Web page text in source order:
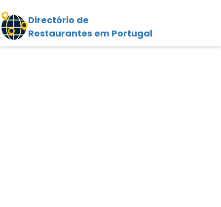
Directório de
Restaurantes em Portugal